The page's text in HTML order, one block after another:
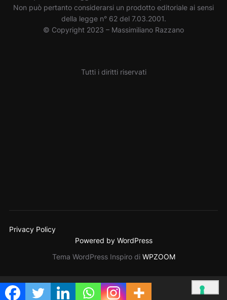
Non può pertanto considerarsi un prodotto editoriale ai sensi
della legge n° 62 del 7.03.2001.
© Copyright 2023 – Massimiliano Razzano
Tutti i diritti riservati
Privacy Policy
Powered by WordPress
Tema WordPress Inspiro di WPZOOM